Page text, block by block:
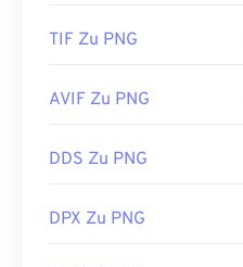
TIF Zu PNG
AVIF Zu PNG
DDS Zu PNG
DPX Zu PNG